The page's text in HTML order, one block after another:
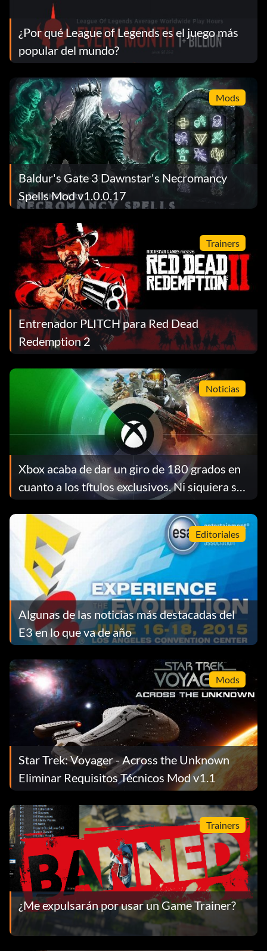
¿Por qué League of Legends es el juego más
popular del mundo?
Mods
Baldur's Gate 3 Dawnstar's Necromancy
Spells Mod v1.0.0.17
Trainers
Entrenador PLITCH para Red Dead
Redemption 2
Noticias
Xbox acaba de dar un giro de 180 grados en
cuanto a los títulos exclusivos. Ni siquiera sus
propios directivos logran explicar por qué.
Editoriales
Algunas de las noticias más destacadas del
E3 en lo que va de año
Mods
Star Trek: Voyager - Across the Unknown
Eliminar Requisitos Técnicos Mod v1.1
Trainers
¿Me expulsarán por usar un Game Trainer?